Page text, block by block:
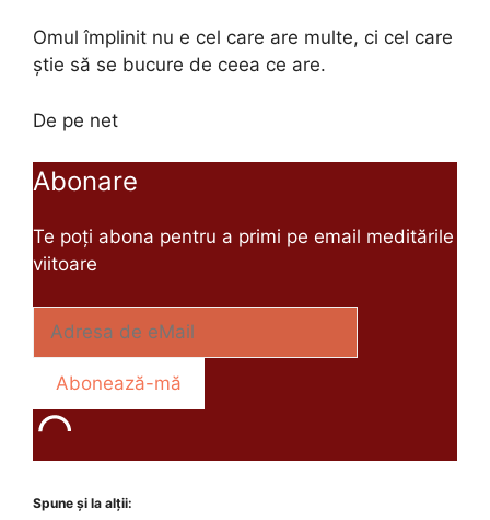
Omul împlinit nu e cel care are multe, ci cel care
ştie să se bucure de ceea ce are.
De pe net
Abonare
Te poți abona pentru a primi pe email meditările
viitoare
Spune și la alții: